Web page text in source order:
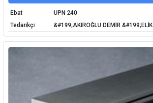
Ebat
UPN 240
Tedarikçi
&#199;AKIROĞLU DEMİR &#199;ELİK